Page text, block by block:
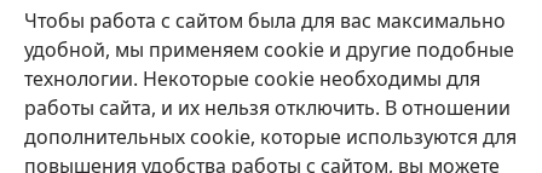
Чтобы работа с сайтом была для вас максимально
удобной, мы применяем cookie и другие подобные
технологии. Некоторые cookie необходимы для
работы сайта, и их нельзя отключить. В отношении
дополнительных cookie, которые используются для
повышения удобства работы с сайтом, вы можете
в
новом
окне)
ОНЛАЙН-БИБЛИОТЕКА Сторожевой башни
(открывается
новом
окне)
JW Hub®
(открывается
в
новомJW Library ®